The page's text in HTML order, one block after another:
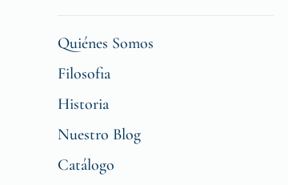
Quiénes Somos
Filosofia
Historia
Nuestro Blog
Catálogo